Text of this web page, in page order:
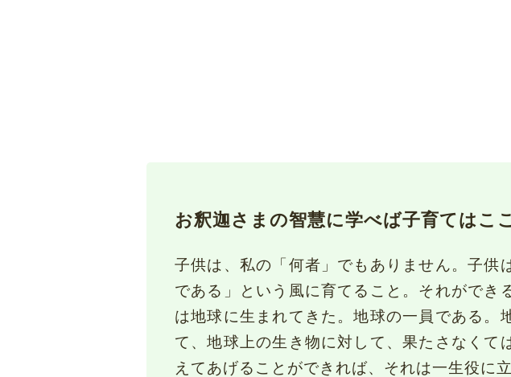
お釈迦さまの智慧に学べば子育てはこ
子供は、私の「何者」でもありません。子供
である」という風に育てること。それができ
は地球に生まれてきた。地球の一員である。
て、地球上の生き物に対して、果たさなくて
えてあげることができれば、それは一生役に立